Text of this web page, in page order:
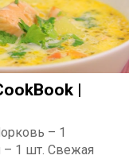
|
– 1
– 1 шт. Свежая